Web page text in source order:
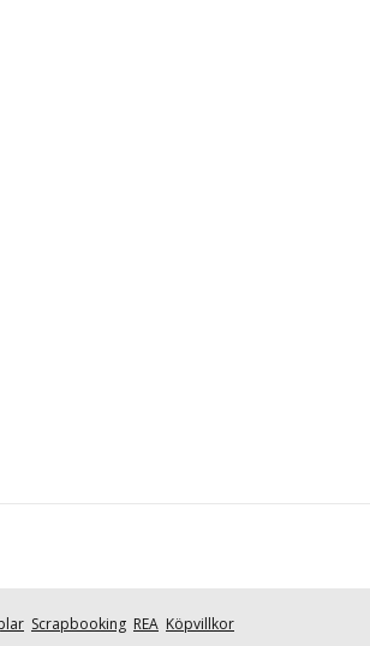
Scrapbooking REA Köpvillkor